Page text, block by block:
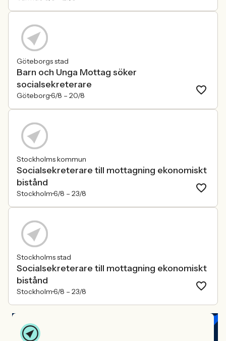
Göteborgs stad
Barn och Unga Mottag söker
socialsekreterare
Göteborg6/8 – 20/8
Stockholms kommun
Socialsekreterare till mottagning ekonomiskt
bistånd
Stockholm6/8 – 23/8
Stockholms stad
Socialsekreterare till mottagning ekonomiskt
bistånd
Stockholm6/8 – 23/8